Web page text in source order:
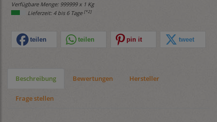
Verfügbare Menge: 999999 x 1 Kg
Lieferzeit: 4 bis 6 Tage [*2]
teilen teilen pin it tweet
Beschreibung Bewertungen Hersteller
Frage stellen